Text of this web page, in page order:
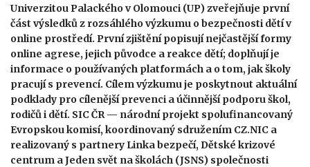
Univerzitou Palackého v Olomouci (UP) zveřejňuje první
část výsledků z rozsáhlého výzkumu o bezpečnosti dětí v
online prostředí. První zjištění popisují nejčastější formy
online agrese, jejich původce a reakce dětí; doplňují je
informace o používaných platformách a o tom, jak školy
pracují s prevencí. Cílem výzkumu je poskytnout aktuální
podklady pro cílenější prevenci a účinnější podporu škol,
rodičů i dětí. SIC ČR — národní projekt spolufinancovaný
Evropskou komisí, koordinovaný sdružením CZ.NIC a
realizovaný s partnery Linka bezpečí, Dětské krizové
centrum a Jeden svět na školách (JSNS) společnosti